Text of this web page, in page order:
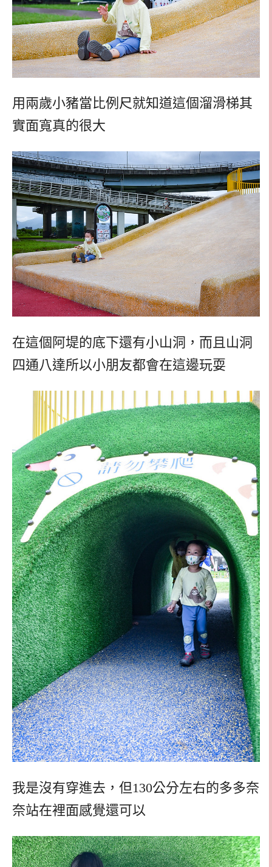
用兩歲小豬當比例尺就知道這個溜滑梯其
實面寬真的很大
在這個阿堤的底下還有小山洞，而且山洞
四通八達所以小朋友都會在這邊玩耍
我是沒有穿進去，但130公分左右的多多奈
奈站在裡面感覺還可以